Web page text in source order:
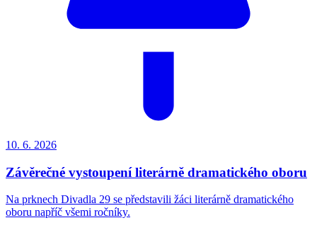
10. 6. 2026
Závěrečné vystoupení literárně dramatického oboru
Na prknech Divadla 29 se představili žáci literárně dramatického
oboru napříč všemi ročníky.